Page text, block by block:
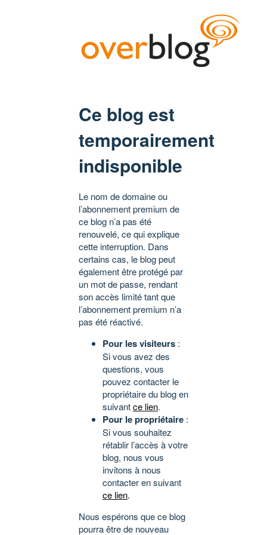
Ce blog est
temporairement
indisponible
Le nom de domaine ou
l’abonnement premium de
ce blog n’a pas été
renouvelé, ce qui explique
cette interruption. Dans
certains cas, le blog peut
également être protégé par
un mot de passe, rendant
son accès limité tant que
l’abonnement premium n’a
pas été réactivé.
Pour les visiteurs :
Si vous avez des
questions, vous
pouvez contacter le
propriétaire du blog en
suivantce lien.
Pour le propriétaire :
Si vous souhaitez
rétablir l’accès à votre
blog, nous vous
invitons à nous
contacter en suivant
ce lien.
Nous espérons que ce blog
pourra être de nouveau